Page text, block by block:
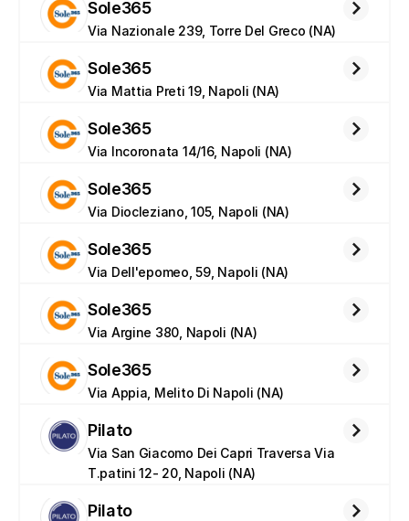
Sole365
Via Nazionale 239, Torre Del Greco (NA)
Sole365
Via Mattia Preti 19, Napoli (NA)
Sole365
Via Incoronata 14/16, Napoli (NA)
Sole365
Via Diocleziano, 105, Napoli (NA)
Sole365
Via Dell'epomeo, 59, Napoli (NA)
Sole365
Via Argine 380, Napoli (NA)
Sole365
Via Appia, Melito Di Napoli (NA)
Pilato
Via San Giacomo Dei Capri Traversa Via
T.patini 12- 20, Napoli (NA)
Pilato